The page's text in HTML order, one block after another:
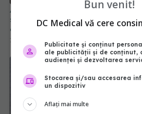
Alimentul banal care reduce
studiilor. Îți taie pofta de
câțiva lei
15 iun 2026, 19:56
Bun venit!
DC Medical vă cere
Publicitate și conținut
ale publicității și de conținut,
audienței și dezvoltarea
Stocarea și/sau accesarea
un dispozitiv
Aflați mai multe